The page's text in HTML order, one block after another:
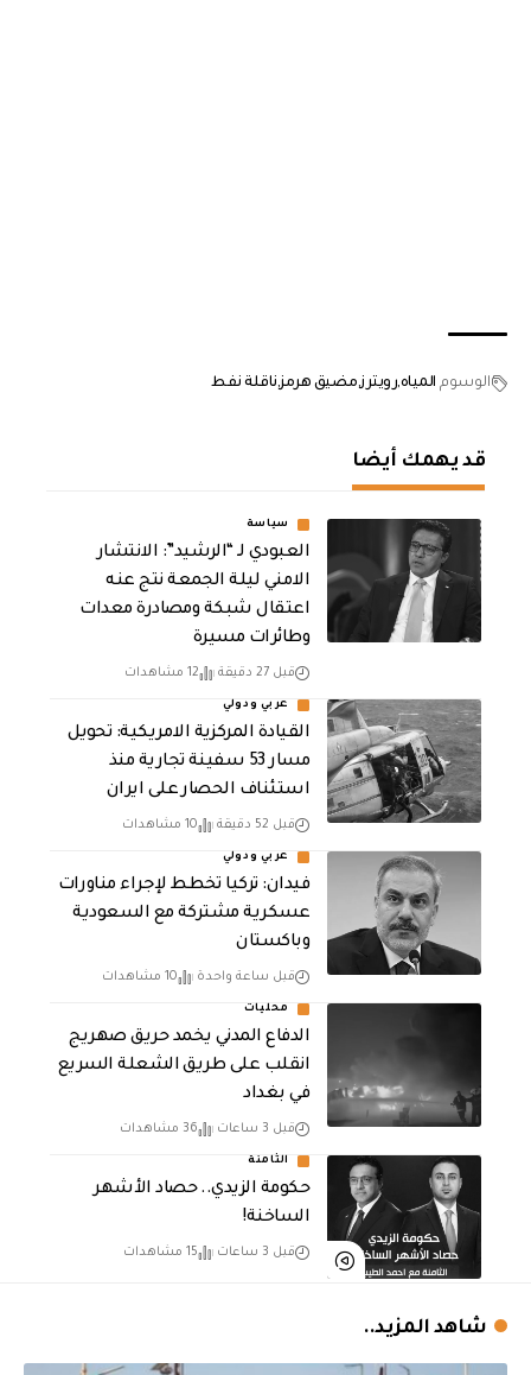
الوسوم المياهرويترز مضيق هرمز ناقلة نفط
قد يهمك أيضا
سياسة
العبودي لـ “الرشيد”: الانتشار
الامني ليلة الجمعة نتج عنه
اعتقال شبكة ومصادرة معدات
وطائرات مسيرة
قبل 27 دقيقة 12 مشاهدات
عربي ودولي
القيادة المركزية الامريكية: تحويل
مسار 53 سفينة تجارية منذ
استئناف الحصار على ايران
قبل 52 دقيقة 10 مشاهدات
عربي ودولي
فيدان: تركيا تخطط لإجراء مناورات
عسكرية مشتركة مع السعودية
وباكستان
قبل ساعة واحدة 10 مشاهدات
محليات
الدفاع المدني يخمد حريق صهريج
انقلب على طريق الشعلة السريع
في بغداد
قبل 3 ساعات 36 مشاهدات
الثامنة
حكومة الزيدي.. حصاد الأشهر
الساخنة!
قبل 3 ساعات 15 مشاهدات
شاهد المزيد..